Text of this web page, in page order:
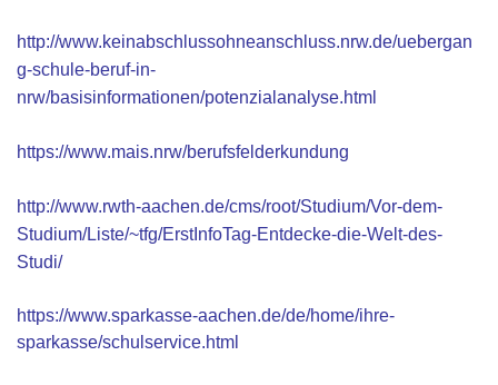
http://www.keinabschlussohneanschluss.nrw.de/uebergan
g-schule-beruf-in-
nrw/basisinformationen/potenzialanalyse.html
https://www.mais.nrw/berufsfelderkundung
http://www.rwth-aachen.de/cms/root/Studium/Vor-dem-
Studium/Liste/~tfg/ErstInfoTag-Entdecke-die-Welt-des-
Studi/
https://www.sparkasse-aachen.de/de/home/ihre-
sparkasse/schulservice.html